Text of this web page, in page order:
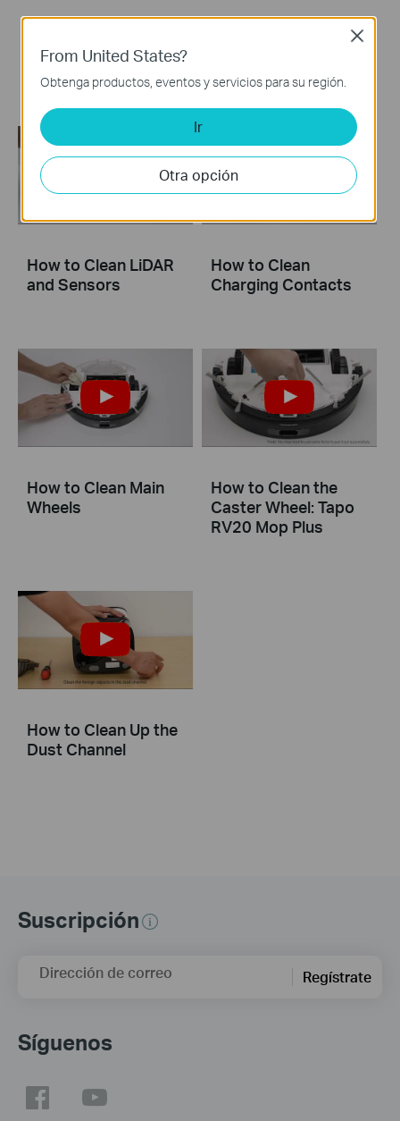
How to Clean the
RV20 Mop Plus
How to Clean the
How to Clean LiDAR
and Sensors
How to Clean
Charging Contacts
How to Clean Main
Wheels
How to Clean the
Caster Wheel: Tapo
RV20 Mop Plus
How to Clean Up the
Dust Channel
Suscripción
Dirección de correo Regístrate
Síguenos
From United States?
Obtenga productos, eventos y servicios para su región.
Ir
Otra opción
Close